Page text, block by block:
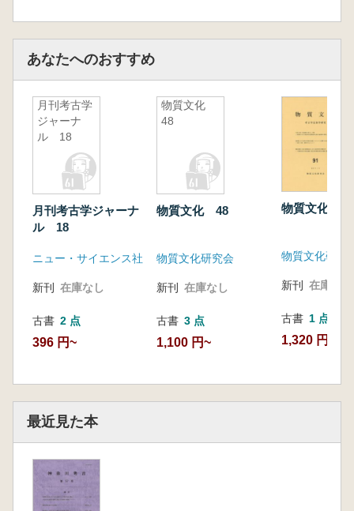
あなたへのおすすめ
月刊考古学
ジャーナ
ル 18
月刊考古学ジャーナ
ル 18
ニュー・サイエンス社
新刊 在庫なし
古書 2 点
396 円~
物質文化
48
物質文化 48
物質文化研究会
新刊 在庫なし
古書 3 点
1,100 円~
物質文化 91
物質文化研究
新刊 在庫なし
古書 1 点
1,320 円
最近見た本